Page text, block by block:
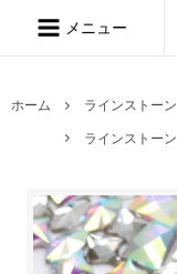
メニュー
ホーム ラインストーン
ラインストーン